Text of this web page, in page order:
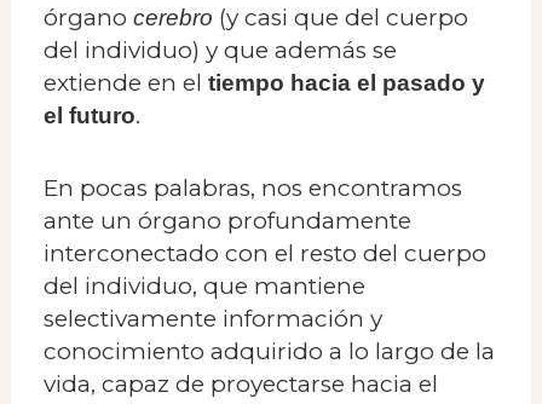
órganocerebro (y casi que del cuerpo
del individuo) y que además se
extiende en eltiempo hacia el pasado y
el futuro.
En pocas palabras, nos encontramos
ante un órgano profundamente
interconectado con el resto del cuerpo
del individuo, que mantiene
selectivamente información y
conocimiento adquirido a lo largo de la
vida, capaz de proyectarse hacia el